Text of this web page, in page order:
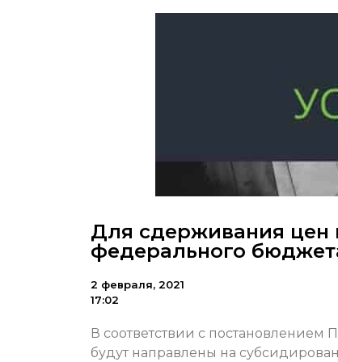
Для сдерживания цен
федерального
2 февраля, 2021
17:02
В соответствии с постановлением
будут направлены на